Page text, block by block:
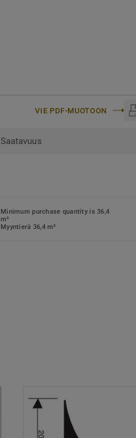
VIE PDF-MUOTOON
Saatavuus
Minimum purchase quantity is 36,4
m²
Myyntierä 36,4 m²